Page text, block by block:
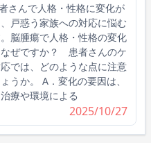
さんで人格・性格に変化が
戸惑う家族への対応に悩む
脳腫瘍で人格・性格の変化
ぜですか？ 患者さんのケ
では、どのような点に注意
うか。 A．変化の要因は、
療や環境による
2025/10/27